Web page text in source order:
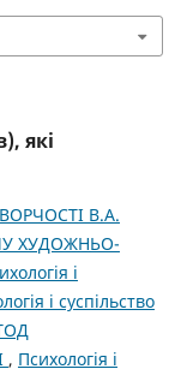
які
В.А.
ХУДОЖНЬО-
і
і суспільство
, Психологія і